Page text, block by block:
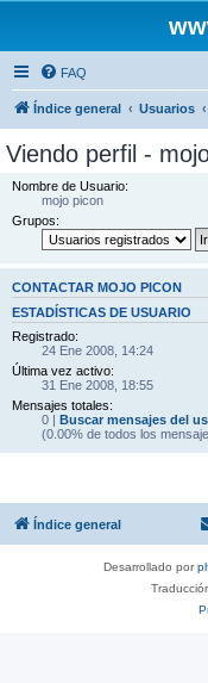
FAQ
Índice general Usuarios
Viendo perfil -
Nombre de Usuario:
mojo picon
Grupos:
CONTACTAR MOJO PICON
ESTADÍSTICAS DE USUARIO
Registrado:
24 Ene 2008, 14:24
Última vez activo:
31 Ene 2008, 18:55
Mensajes totales:
0 | Buscar mensajes del
(0.00% de todos los
Índice general
Desarrollado por